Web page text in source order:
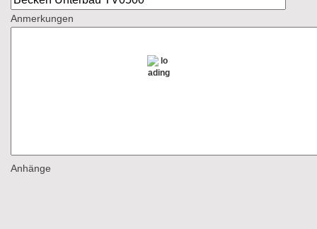
Anmerkungen
Anhänge